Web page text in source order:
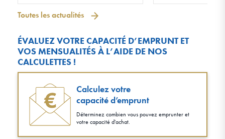
Toutes les actualités
ÉVALUEZ VOTRE CAPACITÉ D’EMPRUNT ET
VOS MENSUALITÉS À L’AIDE DE NOS
CALCULETTES !
Calculez votre
capacité d’emprunt
Déterminez combien vous pouvez emprunter et
votre capacité d'achat.